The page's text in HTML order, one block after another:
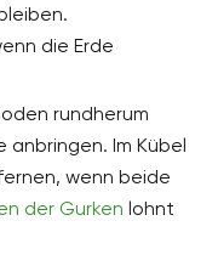
die Erde
rundherum
Im Kübel
wenn beide
der Gurken lohnt